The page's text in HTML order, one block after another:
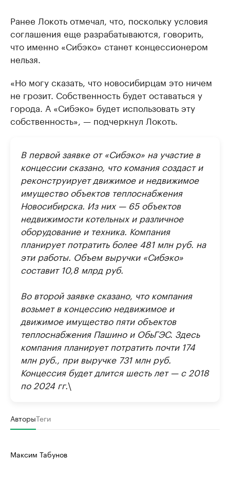
Ранее Локоть отмечал, что, поскольку условия
соглашения еще разрабатываются, говорить,
что именно «Сибэко» станет концессионером
нельзя.
«Но могу сказать, что новосибирцам это ничем
не грозит. Собственность будет оставаться у
города. А «Сибэко» будет использовать эту
собственность», — подчеркнул Локоть.
В первой заявке от «Сибэко» на участие в
концессии сказано, что комания создаст и
реконструирует движимое и недвижимое
имущество объектов теплоснабжения
Новосибирска. Из них — 65 объектов
недвижимости котельных и различное
оборудование и техника. Компания
планирует потратить более 481 млн руб. на
эти работы. Объем выручки «Сибэко»
составит 10,8 млрд руб.
Во второй заявке сказано, что компания
возьмет в концессию недвижимое и
движимое имущество пяти объектов
теплоснабжения Пашино и ОбьГЭС. Здесь
компания планирует потратить почти 174
млн руб., при выручке 731 млн руб.
Концессия будет длится шесть лет — с 2018
по 2024 гг.\
АвторыТеги
Максим Табунов